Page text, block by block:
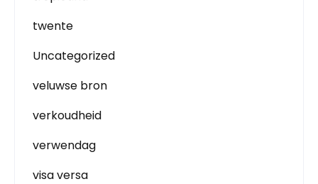
twente
Uncategorized
veluwse bron
verkoudheid
verwendag
visa versa